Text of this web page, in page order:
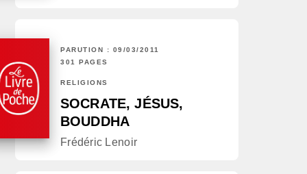
PARUTION : 09/03/2011
301 PAGES
RELIGIONS
SOCRATE, JÉSUS,
BOUDDHA
Frédéric Lenoir